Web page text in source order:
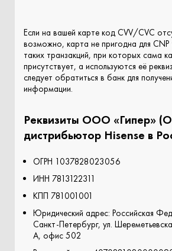
Если на вашей карте код CVV/CVC
возможно, карта не пригодна для CNP
таких транзакций, при которых сама
присутствует, а используются её
следует обратиться в банк для
информации.
Реквизиты ООО «Гипер»
дистрибьютор Hisense в
ОГРН 1037828023056
ИНН 7813122311
КПП 781001001
Юридический адрес: Российская
Санкт-Петербург, ул.
А, офис 502